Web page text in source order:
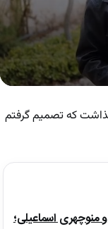
of
2
seconds
که تصمیم گرفتم
اسماعیلی؛